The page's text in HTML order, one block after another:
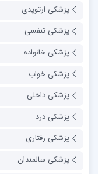
پزشکی ارتوپدی
پزشکی تنفسی
پزشکی خانواده
پزشکی خواب
پزشکی داخلی
پزشکی درد
پزشکی رفتاری
پزشکی سالمندان